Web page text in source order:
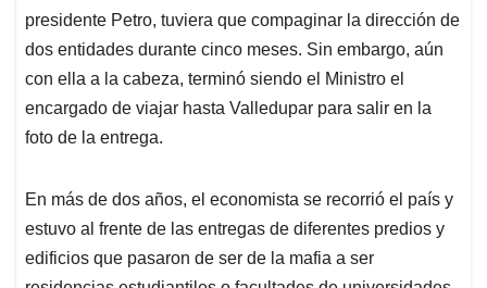
presidente Petro, tuviera que compaginar la dirección de
dos entidades durante cinco meses. Sin embargo, aún
con ella a la cabeza, terminó siendo el Ministro el
encargado de viajar hasta Valledupar para salir en la
foto de la entrega.
En más de dos años, el economista se recorrió el país y
estuvo al frente de las entregas de diferentes predios y
edificios que pasaron de ser de la mafia a ser